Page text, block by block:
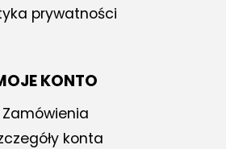
prywatności
KONTO
Zamówienia
konta